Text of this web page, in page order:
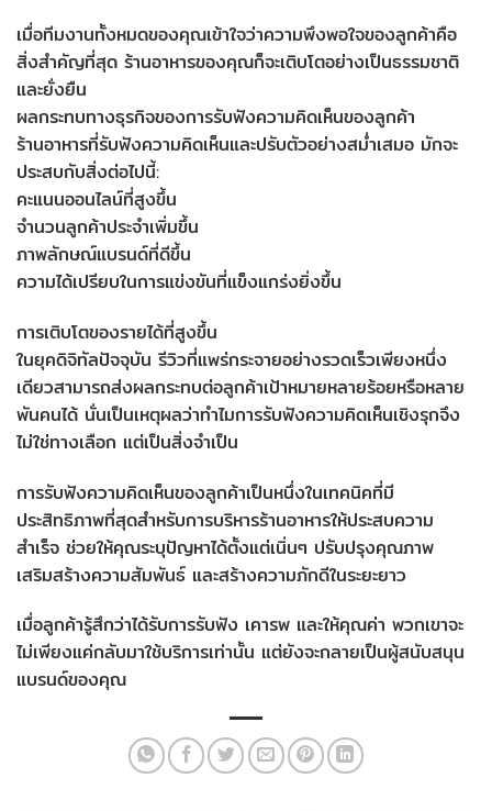
เมื่อทีมงานทั้งหมดของคุณเข้าใจว่าความพึงพอใจของลูกค้าคือ
สิ่งสำคัญที่สุด ร้านอาหารของคุณก็จะเติบโตอย่างเป็นธรรมชาติ
และยั่งยืน
ผลกระทบทางธุรกิจของการรับฟังความคิดเห็นของลูกค้า
ร้านอาหารที่รับฟังความคิดเห็นและปรับตัวอย่างสม่ำเสมอ มักจะ
ประสบกับสิ่งต่อไปนี้:
คะแนนออนไลน์ที่สูงขึ้น
จำนวนลูกค้าประจำเพิ่มขึ้น
ภาพลักษณ์แบรนด์ที่ดีขึ้น
ความได้เปรียบในการแข่งขันที่แข็งแกร่งยิ่งขึ้น
การเติบโตของรายได้ที่สูงขึ้น
ในยุคดิจิทัลปัจจุบัน รีวิวที่แพร่กระจายอย่างรวดเร็วเพียงหนึ่ง
เดียวสามารถส่งผลกระทบต่อลูกค้าเป้าหมายหลายร้อยหรือหลาย
พันคนได้ นั่นเป็นเหตุผลว่าทำไมการรับฟังความคิดเห็นเชิงรุกจึง
ไม่ใช่ทางเลือก แต่เป็นสิ่งจำเป็น
การรับฟังความคิดเห็นของลูกค้าเป็นหนึ่งในเทคนิคที่มี
ประสิทธิภาพที่สุดสำหรับการบริหารร้านอาหารให้ประสบความ
สำเร็จ ช่วยให้คุณระบุปัญหาได้ตั้งแต่เนิ่นๆ ปรับปรุงคุณภาพ
เสริมสร้างความสัมพันธ์ และสร้างความภักดีในระยะยาว
เมื่อลูกค้ารู้สึกว่าได้รับการรับฟัง เคารพ และให้คุณค่า พวกเขาจะ
ไม่เพียงแค่กลับมาใช้บริการเท่านั้น แต่ยังจะกลายเป็นผู้สนับสนุน
แบรนด์ของคุณ